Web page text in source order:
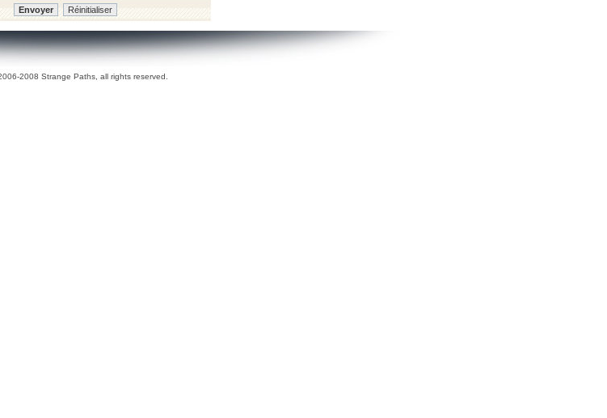
2008 Strange Paths, all rights reserved.